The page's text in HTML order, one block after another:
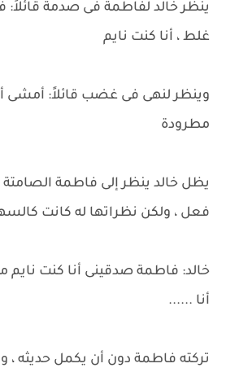
ينظر خالد لفاطمة فى صدمة
غلط ، أنا كنت نايم
وينظر لنهى فى غضب قائلاً: أمشى
مطرودة
يظل خالد ينظر إلى فاطمة الصامتة
فعل ، ولكن نظراتها له كانت
خالد: فاطمة صدقينى أنا كنت
أنا ......
تركته فاطمة دون أن يكمل حديثه ،